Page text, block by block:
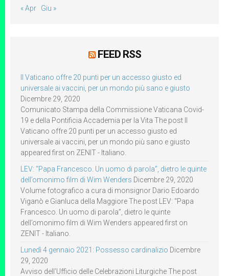
« Apr Giu »
FEED RSS
Il Vaticano offre 20 punti per un accesso giusto ed
universale ai vaccini, per un mondo più sano e giusto
Dicembre 29, 2020
Comunicato Stampa della Commissione Vaticana Covid-
19 e della Pontificia Accademia per la Vita The post Il
Vaticano offre 20 punti per un accesso giusto ed
universale ai vaccini, per un mondo più sano e giusto
appeared first on ZENIT - Italiano.
LEV: “Papa Francesco. Un uomo di parola”, dietro le quinte
dell’omonimo film di Wim Wenders Dicembre 29, 2020
Volume fotografico a cura di monsignor Dario Edoardo
Viganò e Gianluca della Maggiore The post LEV: “Papa
Francesco. Un uomo di parola”, dietro le quinte
dell’omonimo film di Wim Wenders appeared first on
ZENIT - Italiano.
Lunedì 4 gennaio 2021: Possesso cardinalizio Dicembre
29, 2020
Avviso dell’Ufficio delle Celebrazioni Liturgiche The post